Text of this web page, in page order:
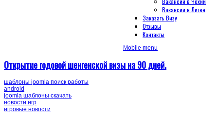
Вакансии в Литве
Заказать Визу
Отзывы
Контакты
Mobile menu
Открытие годовой шенгенской визы на 90 дней.
шаблоны joomla поиск работы
android
joomla шаблоны скачать
новости игр
игровые новости